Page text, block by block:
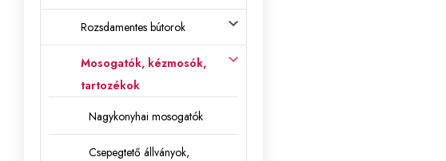
Rozsdamentes bútorok
Mosogatók, kézmosók,
tartozékok
Nagykonyhai mosogatók
Csepegtető állványok,